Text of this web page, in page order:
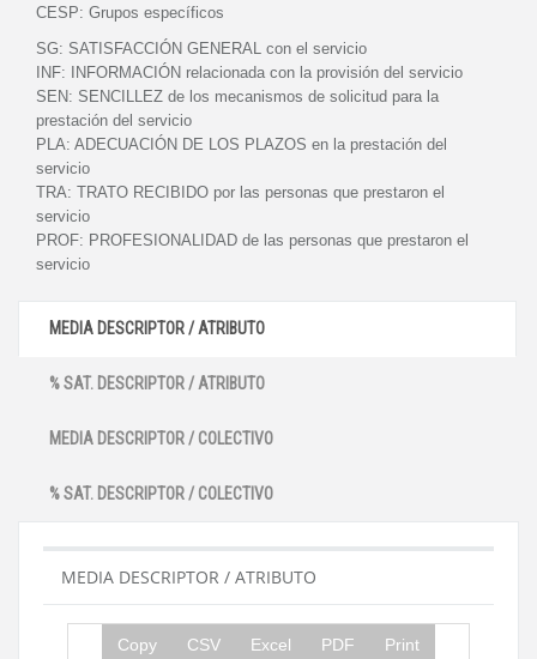
CESP: Grupos específicos
SG: SATISFACCIÓN GENERAL con el servicio
INF:
INFORMACIÓN relacionada con la provisión del servicio
SEN: SENCILLEZ de los mecanismos de solicitud para la
prestación del servicio
PLA: ADECUACIÓN DE LOS PLAZOS en la prestación del
servicio
TRA: TRATO RECIBIDO por las personas que prestaron el
servicio
PROF: PROFESIONALIDAD de las personas que prestaron el
servicio
MEDIA DESCRIPTOR / ATRIBUTO
% SAT. DESCRIPTOR / ATRIBUTO
MEDIA DESCRIPTOR / COLECTIVO
% SAT. DESCRIPTOR / COLECTIVO
MEDIA DESCRIPTOR / ATRIBUTO
Copy CSV Excel PDF Print